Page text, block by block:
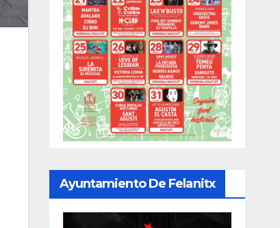
Ayuntamiento De Felanitx